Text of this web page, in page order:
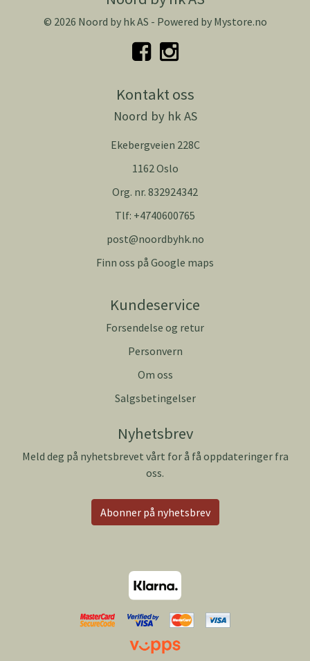
© 2026 Noord by hk AS - Powered by Mystore.no
Kontakt oss
Noord by hk AS
Ekebergveien 228C
1162 Oslo
Org. nr. 832924342
Tlf: +4740600765
post@noordbyhk.no
Finn oss på Google maps
Kundeservice
Forsendelse og retur
Personvern
Om oss
Salgsbetingelser
Nyhetsbrev
Meld deg på nyhetsbrevet vårt for å få oppdateringer fra
oss.
Abonner på nyhetsbrev